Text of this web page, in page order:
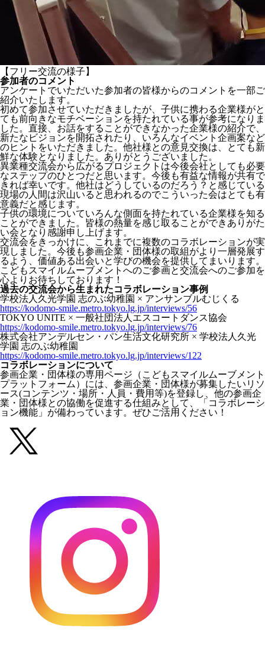
【フリー交流の様子】
参加者のコメント
アンケートでいただいた参加者の皆様からのコメントを一部ご
紹介いたします。
初めて参加させていただきましたが、子供に携わる企業様がと
ても前向きなモチベーションを持たれている事が参考になりま
した。直接、お話をすることができなかった企業様の紹介で、
新たなビジョンを開拓されたり、いろんなイベント企画案など
のヒントをいただきました。他社様との意見交換は、とても新
鮮な体験となりました。ありがとうございました。
異業種交流会から広がるプロジェクトは今後会社としても必要
なステップのひとつだと思います。今後も有益な情報が共有で
きれば幸いです。他社はどうしているのだろう？と感じている
現場の人間は沢山いると思われるのでこういった会はとても有
意義だと感じます。
子供の環境についていろんな側面を持たれている企業様を知る
ことができました。皆様の熱量を感じ取ることができありがた
い会となり感謝申し上げます。
交流会をきっかけに、これまでに複数のコラボレーションが実
現しました。今後も参画企業・団体様の取組がより一層発展す
るよう、価値ある出会いと学びの機会を提供してまいります。
こどもスマイルムーブメントへのご参画と交流会へのご参加を
心よりお待ちしております！
過去の交流会から生まれたコラボレーション事例
学校法人久光学園 志のぶ幼稚園 × アンサンブルむじくる
https://kodomo-smile.metro.tokyo.lg.jp/interviews/56
TOKYO UNITE × 一般社団法人エスコートダンス協会
https://kodomo-smile.metro.tokyo.lg.jp/interviews/76
株式会社アンデルセン・パン生活文化研究所 × 学校法人久光
学園 志のぶ幼稚園
https://kodomo-smile.metro.tokyo.lg.jp/interviews/122
コラボレーションについて
参画企業・団体様の専用ページ（こどもスマイルムーブメント
プラットフォーム）には、参画企業・団体様が募集したいリソ
ース(コンテンツ・場所・人員・費用等)を登録し、他の参画企
業・団体様との協働を促進する仕組みとして、「コラボレーシ
ョン機能」が備わっています。ぜひご活用ください！